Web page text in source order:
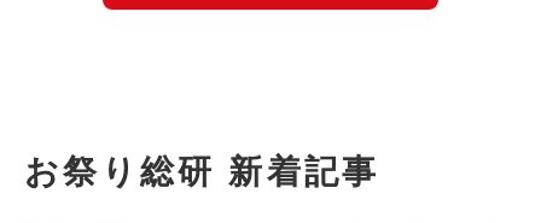
お祭り総研 新着記事